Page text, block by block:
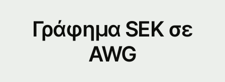
Γράφημα SEK σε
AWG